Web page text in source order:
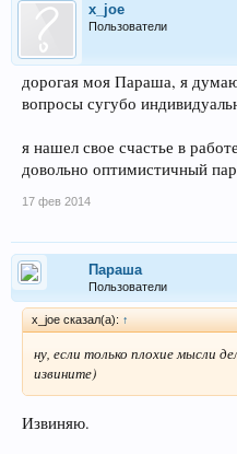
x_joe
Пользователи
дорогая моя Параша, я
вопросы сугубо
я нашел свое счастье в
довольно оптимистичный
17 фев 2014
Параша
Пользователи
x_joe сказал(а): ↑
ну, если только плохие мысли
извините)
Извиняю.